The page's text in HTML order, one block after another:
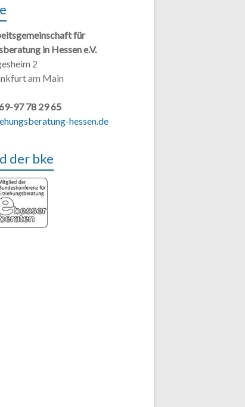
für
in Hessen e.V.
2
am Main
97 78 29 65
hessen.de
der bke